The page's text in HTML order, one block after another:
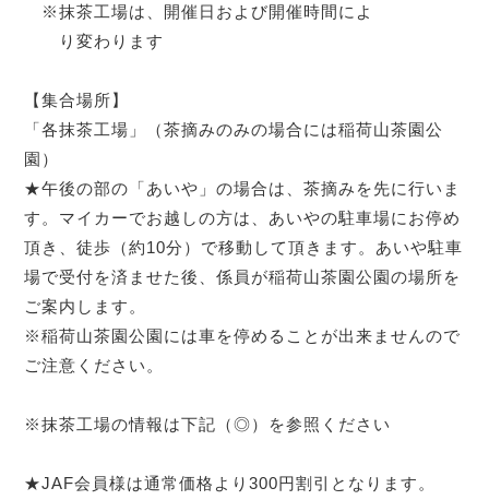
※抹茶工場は、開催日および開催時間によ
り変わります
【集合場所】
「各抹茶工場」（茶摘みのみの場合には稲荷山茶園公
園）
★午後の部の「あいや」の場合は、茶摘みを先に行いま
す。マイカーでお越しの方は、あいやの駐車場にお停め
頂き、徒歩（約10分）で移動して頂きます。あいや駐車
場で受付を済ませた後、係員が稲荷山茶園公園の場所を
ご案内します。
※稲荷山茶園公園には車を停めることが出来ませんので
ご注意ください。
※抹茶工場の情報は下記（◎）を参照ください
★JAF会員様は通常価格より300円割引となります。